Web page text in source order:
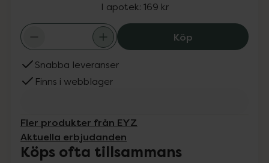
I apotek: 169 kr
KöpEYZ Night
Snabba leveranser
Finns i webblager
Fler produkter från EYZ
Aktuella erbjudanden
Köps ofta tillsammans